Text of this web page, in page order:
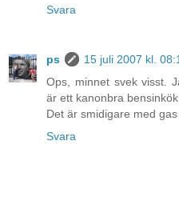
Svara
ps
15 juli 2007 kl.
Ops, minnet svek visst.
är ett kanonbra
Det är smidigare med
Svara